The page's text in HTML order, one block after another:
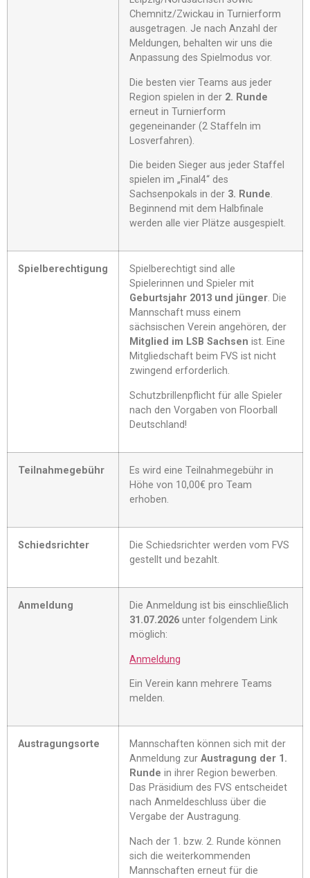
Chemnitz/Zwickau in Turnierform
ausgetragen. Je nach Anzahl der
Meldungen, behalten wir uns die
Anpassung des Spielmodus vor.
Die besten vier Teams aus jeder
Region spielen in der 2. Runde
erneut in Turnierform
gegeneinander (2 Staffeln im
Losverfahren).
Die beiden Sieger aus jeder Staffel
spielen im „Final4“ des
Sachsenpokals in der 3. Runde.
Beginnend mit dem Halbfinale
werden alle vier Plätze ausgespielt.
Spielberechtigung
Spielberechtigt sind alle
Spielerinnen und Spieler mit
Geburtsjahr 2013 und jünger. Die
Mannschaft muss einem
sächsischen Verein angehören, der
Mitglied im LSB Sachsen ist. Eine
Mitgliedschaft beim FVS ist nicht
zwingend erforderlich.
Schutzbrillenpflicht für alle Spieler
nach den Vorgaben von Floorball
Deutschland!
Teilnahmegebühr
Es wird eine Teilnahmegebühr in
Höhe von 10,00€ pro Team
erhoben.
Schiedsrichter
Die Schiedsrichter werden vom FVS
gestellt und bezahlt.
Anmeldung
Die Anmeldung ist bis einschließlich
31.07.2026 unter folgendem Link
möglich:
Anmeldung
Ein Verein kann mehrere Teams
melden.
Austragungsorte
Mannschaften können sich mit der
Anmeldung zur Austragung der 1.
Runde in ihrer Region bewerben.
Das Präsidium des FVS entscheidet
nach Anmeldeschluss über die
Vergabe der Austragung.
Nach der 1. bzw. 2. Runde können
sich die weiterkommenden
Mannschaften erneut für die